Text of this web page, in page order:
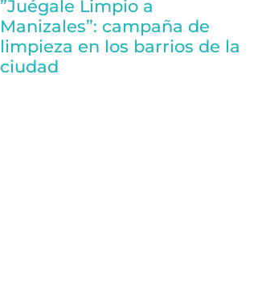
”Juégale Limpio a
Manizales”: campaña de
limpieza en los barrios de la
ciudad